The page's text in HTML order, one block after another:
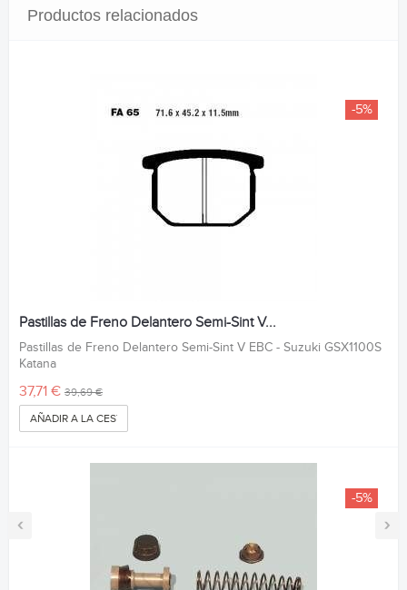
Productos relacionados
‹ ›
-5%
Pastillas de Freno Delantero Semi-Sint V...
Pastillas de Freno Delantero Semi-Sint V EBC - Suzuki GSX1100S
Katana
37,71 € 39,69 €
AÑADIR A LA CESTA
-5%